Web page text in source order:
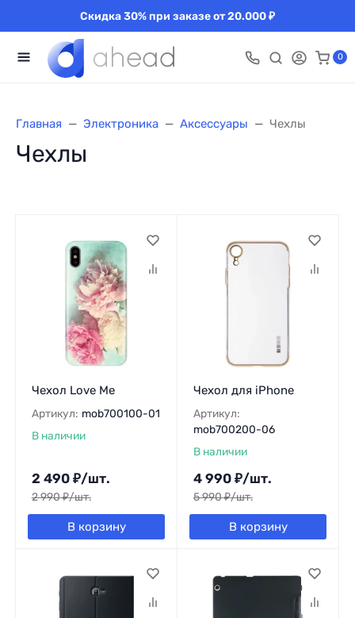
Скидка 30% при заказе от 20.000 ₽
0
Главная Электроника Аксессуары Чехлы
Чехлы
Чехол Love Me
Артикул: mob700100-01
В наличии
2 490 ₽/шт.
2 990₽/шт.
В корзину
Чехол для iPhone
Артикул:
mob700200-06
В наличии
4 990 ₽/шт.
5 990₽/шт.
В корзину